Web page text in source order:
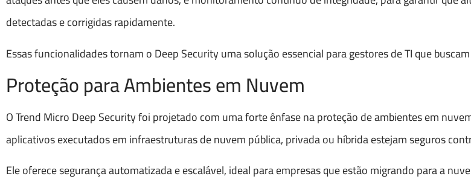
detectadas e corrigidas rapidamente.
Essas funcionalidades tornam o Deep Security uma solução essencial para gestores de TI que
Proteção para Ambientes em Nuvem
O Trend Micro Deep Security foi projetado com uma forte ênfase na proteção de ambientes em
aplicativos executados em infraestruturas de nuvem pública, privada ou híbrida estejam seguros
Ele oferece segurança automatizada e escalável, ideal para empresas que estão migrando para a